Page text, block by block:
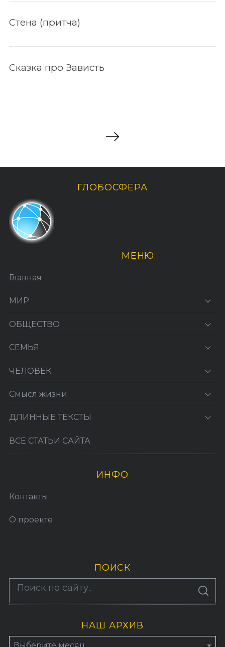
Стена (притча)
Сказка про Зависть
ГЛОБОСФЕРА
МЕНЮ:
Главная
МИР
ОБЩЕСТВО
СЕМЬЯ
ЧЕЛОВЕК
Смысл жизни
ДЛИННЫЕ ТЕКСТЫ
ВСЕ СТАТЬИ САЙТА
ИНФО
Контакты
О проекте
ПОИСК
S
A
По авторам
НАШ АРХИВ